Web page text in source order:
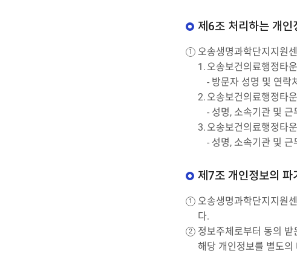
제6조 처리하는 개인
오송생명과학단지지원
오송보건의료행정타
- 방문자 성명 및 연락
오송보건의료행정타
- 성명, 소속기관 및
오송보건의료행정타
- 성명, 소속기관 및
제7조 개인정보의 파
오송생명과학단지지원
다.
정보주체로부터 동의
해당 개인정보를 별도